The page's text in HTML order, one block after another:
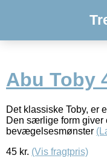
Abu Toby
Det klassiske Toby, er
Den særlige form
bevægelsesmønster
45 kr. (Vis fragtpris)